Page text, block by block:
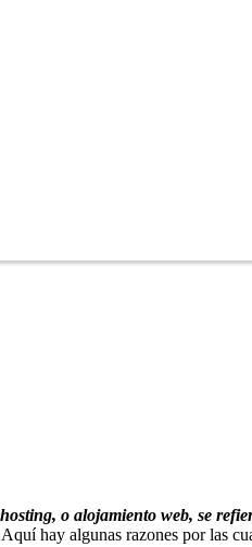
o alojamiento web, se
Aquí hay algunas razones por las